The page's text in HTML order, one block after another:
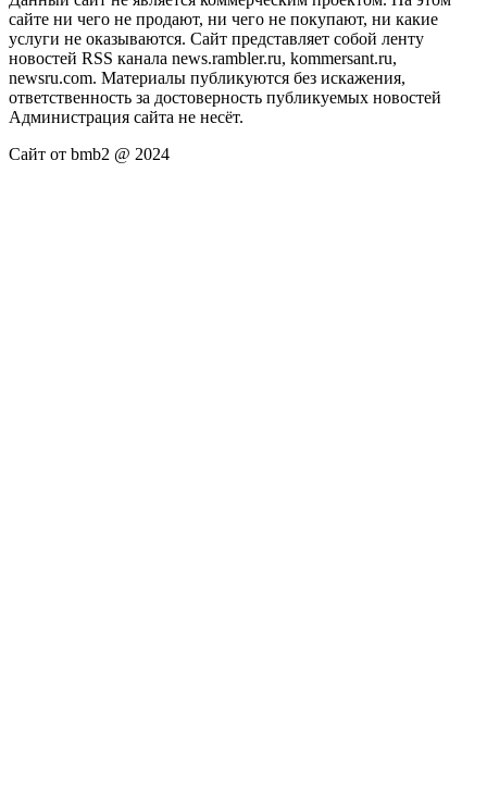
сайте ни чего не продают, ни чего не покупают, ни какие
услуги не оказываются. Сайт представляет собой ленту
новостей RSS канала news.rambler.ru, kommersant.ru,
newsru.com. Материалы публикуются без искажения,
ответственность за достоверность публикуемых новостей
Администрация сайта не несёт.
Сайт от bmb2 @ 2024